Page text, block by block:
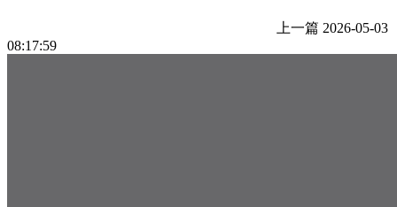
上一篇 2026-05-03
08:17:59